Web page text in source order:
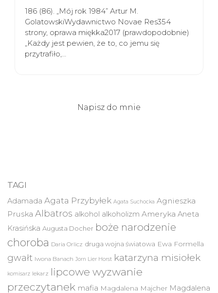
186 (86). „Mój rok 1984” Artur M.
GolatowskiWydawnictwo Novae Res354
strony, oprawa miękka2017 (prawdopodobnie)
„Każdy jest pewien, że to, co jemu się
przytrafiło,…
Napisz do mnie
TAGI
Adamada Agata Przybyłek Agata Suchocka Agnieszka
Pruska Albatros alkohol alkoholizm Ameryka Aneta
Krasińska Augusta Docher boże narodzenie
choroba Daria Orlicz druga wojna światowa Ewa Formella
gwałt Iwona Banach Jorn Lier Horst katarzyna misiołek
komisarz lekarz lipcowe wyzwanie
przeczytanek mafia Magdalena Majcher Magdalena